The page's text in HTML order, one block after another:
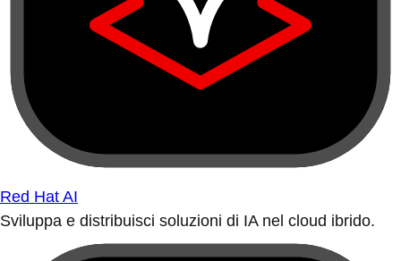
Red Hat AI
Sviluppa e distribuisci soluzioni di IA nel cloud ibrido.